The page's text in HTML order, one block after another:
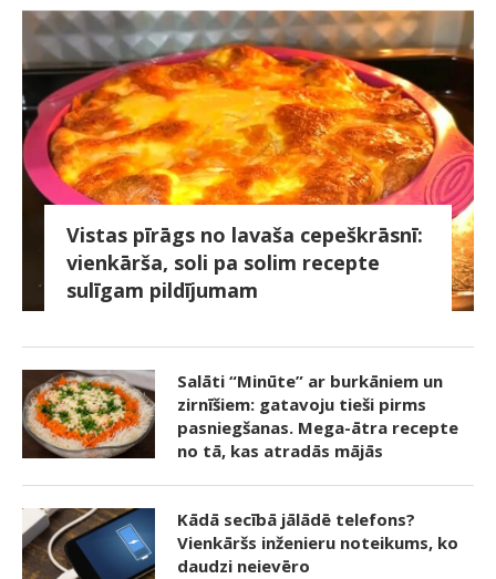
Vistas pīrāgs no lavaša cepeškrāsnī:
vienkārša, soli pa solim recepte
sulīgam pildījumam
Salāti “Minūte” ar burkāniem un
zirnīšiem: gatavoju tieši pirms
pasniegšanas. Mega-ātra recepte
no tā, kas atradās mājās
Kādā secībā jālādē telefons?
Vienkāršs inženieru noteikums, ko
daudzi neievēro